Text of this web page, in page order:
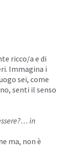
ricco/a e di
Immagina i
sei, come
senti il senso
in
ma, non è